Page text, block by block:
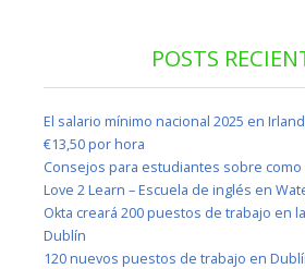
POSTS
El salario mínimo nacional 2025 en
€13,50 por hora
Consejos para estudiantes sobre
Love 2 Learn – Escuela de inglés en
Okta creará 200 puestos de trabajo en
Dublín
120 nuevos puestos de trabajo en